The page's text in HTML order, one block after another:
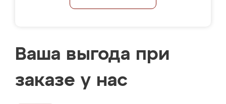
Ваша выгода при
заказе у нас